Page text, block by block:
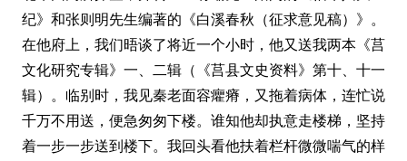
纪》和张则明先生编著的《白溪春秋（征求意见稿）》。
在他府上，我们晤谈了将近一个小时，他又送我两本《莒
文化研究专辑》一、二辑（《莒县文史资料》第十、十一
辑）。临别时，我见秦老面容癯瘠，又拖着病体，连忙说
千万不用送，便急匆匆下楼。谁知他却执意走楼梯，坚持
着一步一步送到楼下。我回头看他扶着栏杆微微喘气的样